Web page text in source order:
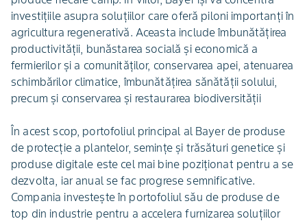
investițiile asupra soluțiilor care oferă piloni importanți în
agricultura regenerativă. Aceasta include îmbunătățirea
productivității, bunăstarea socială și economică a
fermierilor și a comunităților, conservarea apei, atenuarea
schimbărilor climatice, îmbunătățirea sănătății solului,
precum și conservarea și restaurarea biodiversității
În acest scop, portofoliul principal al Bayer de produse
de protecție a plantelor, semințe și trăsături genetice și
produse digitale este cel mai bine poziționat pentru a se
dezvolta, iar anual se fac progrese semnificative.
Compania investește în portofoliul său de produse de
top din industrie pentru a accelera furnizarea soluțiilor